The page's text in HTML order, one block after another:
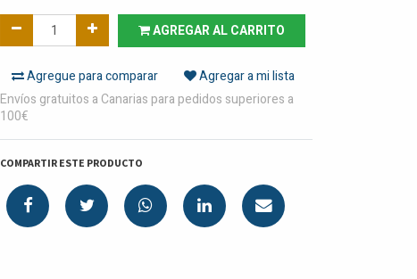
AGREGAR AL CARRITO
Agregue para comparar
Agregar a mi lista
Envíos gratuitos a Canarias para pedidos superiores a
100€
COMPARTIR ESTE PRODUCTO